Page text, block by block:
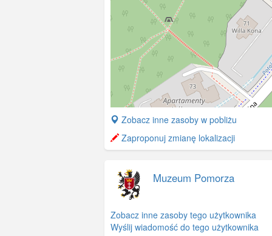
+
−
Zobacz inne zasoby w pobliżu
Zaproponuj zmianę lokalizacji
Muzeum Pomorza
Zobacz inne zasoby tego użytkownika
Wyślij wiadomość do tego użytkownika